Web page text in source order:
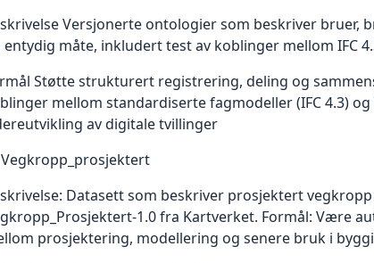
Versjonerte ontologier som beskriver bruer,
entydig måte, inkludert test av koblinger mellom IFC
Støtte strukturert registrering, deling og
mellom standardiserte fagmodeller (IFC 4.3)
av digitale tvillinger
Vegkropp_prosjektert
Datasett som beskriver prosjektert
fra Kartverket. Formål: Være
prosjektering, modellering og senere bruk i